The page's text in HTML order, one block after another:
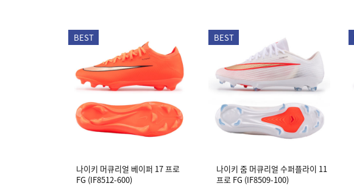
BEST
나이키 머큐리얼 베이퍼 17 프로
FG (IF8512-600)
BEST
나이키 줌 머큐리얼 수퍼플라이 11
프로 FG (IF8509-100)